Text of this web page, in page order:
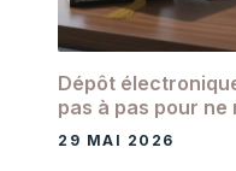
Dépôt
pas à pas pour ne
29 MAI 2026